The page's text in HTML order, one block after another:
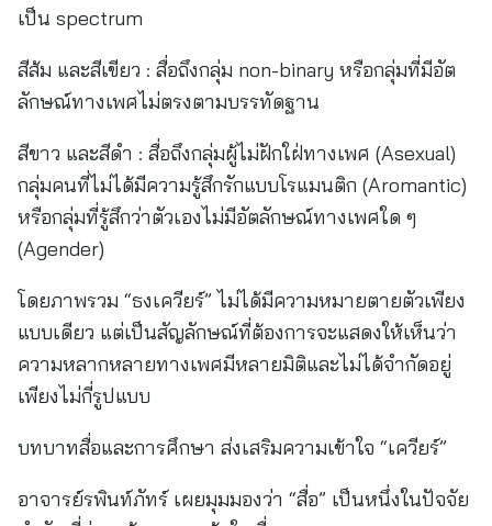
เป็น spectrum
สีส้ม และสีเขียว : สื่อถึงกลุ่ม non-binary หรือกลุ่มที่มีอัต
ลักษณ์ทางเพศไม่ตรงตามบรรทัดฐาน
สีขาว และสีดำ : สื่อถึงกลุ่มผู้ไม่ฝักใฝ่ทางเพศ (Asexual)
กลุ่มคนที่ไม่ได้มีความรู้สึกรักแบบโรแมนติก (Aromantic)
หรือกลุ่มที่รู้สึกว่าตัวเองไม่มีอัตลักษณ์ทางเพศใด ๆ
(Agender)
โดยภาพรวม “ธงเควียร์” ไม่ได้มีความหมายตายตัวเพียง
แบบเดียว แต่เป็นสัญลักษณ์ที่ต้องการจะแสดงให้เห็นว่า
ความหลากหลายทางเพศมีหลายมิติและไม่ได้จำกัดอยู่
เพียงไม่กี่รูปแบบ
บทบาทสื่อและการศึกษา ส่งเสริมความเข้าใจ “เควียร์”
อาจารย์รพินท์ภัทร์ เผยมุมมองว่า “สื่อ” เป็นหนึ่งในปัจจัย